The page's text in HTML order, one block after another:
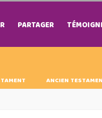
PARTAGER
ANCIEN